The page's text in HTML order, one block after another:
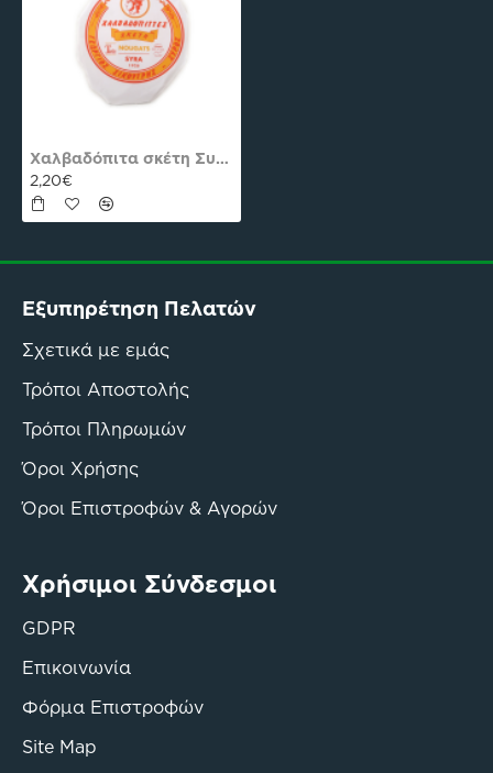
Xαλβαδόπιτα σκέτη Συκουτρής 70gr
2,20€
Εξυπηρέτηση Πελατών
Σχετικά με εμάς
Τρόποι Αποστολής
Τρόποι Πληρωμών
Όροι Χρήσης
Όροι Επιστροφών & Αγορών
Χρήσιμοι Σύνδεσμοι
GDPR
Επικοινωνία
Φόρμα Επιστροφών
Site Map